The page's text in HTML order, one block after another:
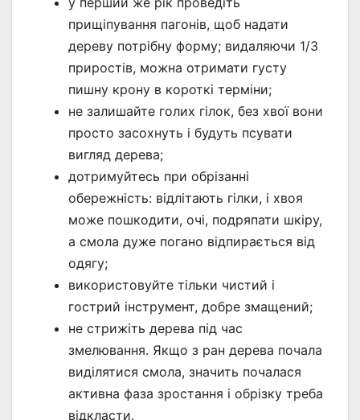
прищіпування пагонів, щоб надати
дереву потрібну форму; видаляючи 1/3
приростів, можна отримати густу
пишну крону в короткі терміни;
не залишайте голих гілок, без хвої вони
просто засохнуть і будуть псувати
вигляд дерева;
дотримуйтесь при обрізанні
обережність: відлітають гілки, і хвоя
може пошкодити, очі, подряпати шкіру,
а смола дуже погано відпирається від
одягу;
використовуйте тільки чистий і
гострий інструмент, добре змащений;
не стрижіть дерева під час
змелювання. Якщо з ран дерева почала
виділятися смола, значить почалася
активна фаза зростання і обрізку треба
відкласти.